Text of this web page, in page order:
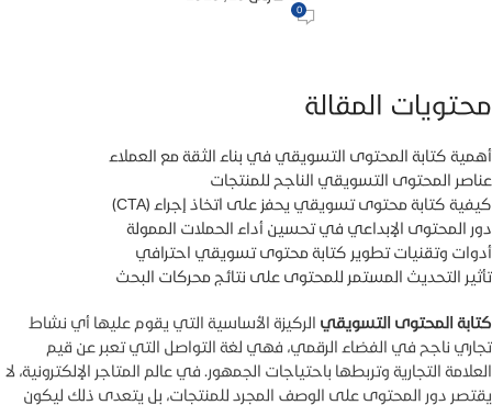
0
محتويات المقالة
أهمية كتابة المحتوى التسويقي في بناء الثقة مع العملاء
عناصر المحتوى التسويقي الناجح للمنتجات
كيفية كتابة محتوى تسويقي يحفز على اتخاذ إجراء (CTA)
دور المحتوى الإبداعي في تحسين أداء الحملات الممولة
أدوات وتقنيات تطوير كتابة محتوى تسويقي احترافي
تأثير التحديث المستمر للمحتوى على نتائج محركات البحث
كتابة المحتوى التسويقي الركيزة الأساسية التي يقوم عليها أي نشاط
تجاري ناجح في الفضاء الرقمي، فهي لغة التواصل التي تعبر عن قيم
العلامة التجارية وتربطها باحتياجات الجمهور. في عالم المتاجر الإلكترونية، لا
يقتصر دور المحتوى على الوصف المجرد للمنتجات، بل يتعدى ذلك ليكون